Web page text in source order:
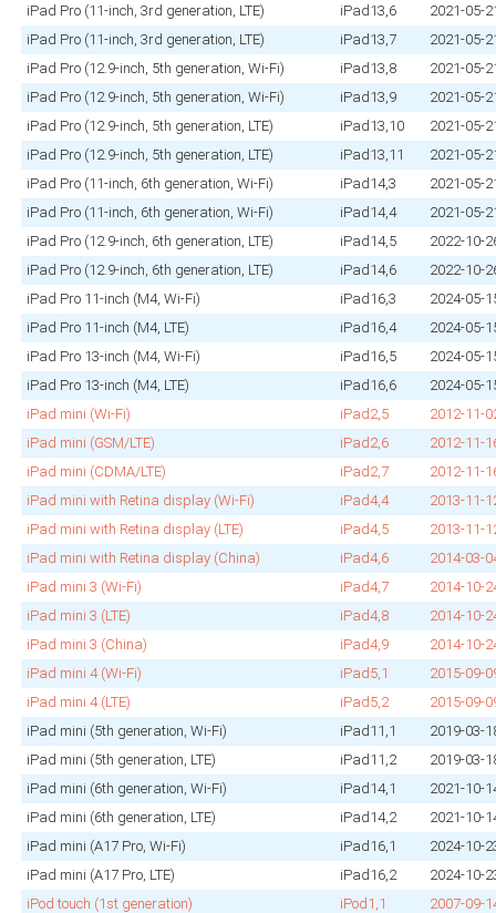
iPad Pro (11‑inch, 3rd generation, LTE)
iPad13,6
iPad Pro (11‑inch, 3rd generation, LTE)
iPad13,7
iPad Pro (12.9‑inch, 5th generation, Wi‑Fi)
iPad13,8
iPad Pro (12.9‑inch, 5th generation, Wi‑Fi)
iPad13,9
iPad Pro (12.9‑inch, 5th generation, LTE)
iPad13,10
iPad Pro (12.9‑inch, 5th generation, LTE)
iPad13,11
iPad Pro (11‑inch, 6th generation, Wi‑Fi)
iPad14,3
iPad Pro (11‑inch, 6th generation, Wi‑Fi)
iPad14,4
iPad Pro (12.9‑inch, 6th generation, LTE)
iPad14,5
iPad Pro (12.9‑inch, 6th generation, LTE)
iPad14,6
iPad Pro 11‑inch (M4, Wi‑Fi)
iPad16,3
iPad Pro 11‑inch (M4, LTE)
iPad16,4
iPad Pro 13‑inch (M4, Wi‑Fi)
iPad16,5
iPad Pro 13‑inch (M4, LTE)
iPad16,6
iPad mini (Wi‑Fi)
iPad2,5
iPad mini (GSM/LTE)
iPad2,6
iPad mini (CDMA/LTE)
iPad2,7
iPad mini with Retina display (Wi‑Fi)
iPad4,4
iPad mini with Retina display (LTE)
iPad4,5
iPad mini with Retina display (China)
iPad4,6
iPad mini 3 (Wi‑Fi)
iPad4,7
iPad mini 3 (LTE)
iPad4,8
iPad mini 3 (China)
iPad4,9
iPad mini 4 (Wi‑Fi)
iPad5,1
iPad mini 4 (LTE)
iPad5,2
iPad mini (5th generation, Wi‑Fi)
iPad11,1
iPad mini (5th generation, LTE)
iPad11,2
iPad mini (6th generation, Wi‑Fi)
iPad14,1
iPad mini (6th generation, LTE)
iPad14,2
iPad mini (A17 Pro, Wi‑Fi)
iPad16,1
iPad mini (A17 Pro, LTE)
iPad16,2
iPod touch (1st generation)
iPod1,1